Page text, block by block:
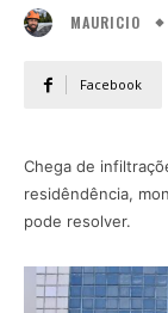
MAURICIO
Facebook
Chega de
residêndência,
pode resolver.